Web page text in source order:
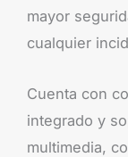
mayor
cualquier
Cuenta con
integrado y
multimedia,